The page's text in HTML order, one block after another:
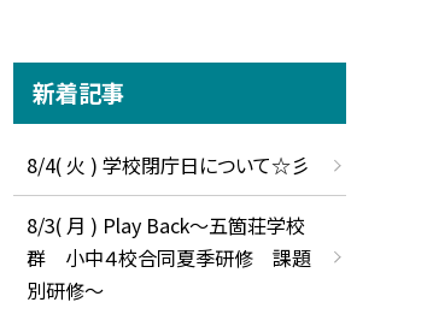
新着記事
8/4( 火 ) 学校閉庁日について☆彡
8/3( 月 ) Play Back～五箇荘学校
群 小中４校合同夏季研修 課題
別研修～